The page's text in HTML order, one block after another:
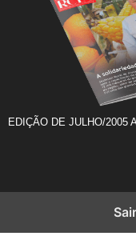
EDIÇÃO DE JULHO/2005